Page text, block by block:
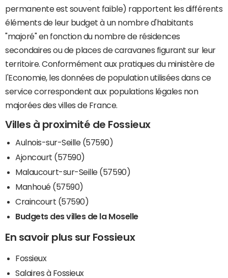
permanente est souvent faible) rapportent les différents
éléments de leur budget à un nombre d'habitants
"majoré" en fonction du nombre de résidences
secondaires ou de places de caravanes figurant sur leur
territoire. Conformément aux pratiques du ministère de
l'Economie, les données de population utilisées dans ce
service correspondent aux populations légales non
majorées des villes de France.
Villes à proximité de Fossieux
Aulnois-sur-Seille (57590)
Ajoncourt (57590)
Malaucourt-sur-Seille (57590)
Manhoué (57590)
Craincourt (57590)
Budgets des villes de la Moselle
En savoir plus sur Fossieux
Fossieux
Salaires à Fossieux